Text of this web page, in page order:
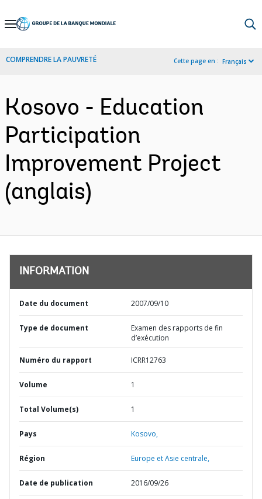
Skip
Navigation
COMPRENDRE LA PAUVRETÉ Cette page en : Français
Kosovo - Education
Participation
Improvement Project
(anglais)
INFORMATION
Date du document 2007/09/10
Type de document
Examen des rapports de fin
d’exécution
Numéro du rapport ICRR12763
Volume 1
Total Volume(s) 1
Pays Kosovo,
Région Europe et Asie centrale,
Date de publication 2016/09/26